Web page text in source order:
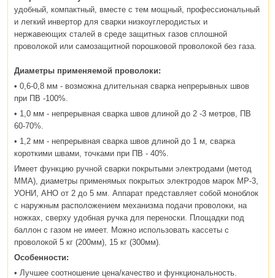
удобный, компактный, вместе с тем мощный, профессиональный
и легкий инвертор для сварки низкоуглеродистых и
нержавеющих сталей в среде защитных газов сплошной
проволокой или самозащитной порошковой проволокой без газа.
Диаметры применяемой проволоки:
• 0,6-0,8 мм - возможна длительная сварка непрерывных швов
при ПВ -100%.
• 1,0 мм - непрерывная сварка швов длиной до 2 -3 метров, ПВ
60-70%.
• 1,2 мм - непрерывная сварка швов длиной до 1 м, сварка
короткими швами, точками при ПВ - 40%.
Имеет функцию ручной сварки покрытыми электродами (метод
ММА), диаметры применямых покрытых электродов марок МР-3,
УОНИ, АНО от 2 до 5 мм. Аппарат представляет собой моноблок
с наружным расположением механизма подачи проволоки, на
ножках, сверху удобная ручка для переноски. Площадки под
баллон с газом не имеет. Можно использовать кассеты с
проволокой 5 кг (200мм), 15 кг (300мм).
Особенности:
• Лучшее соотношение цена/качество и функциональность.